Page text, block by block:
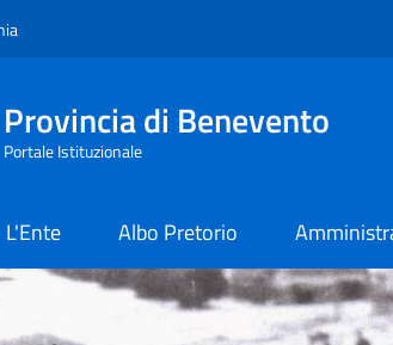
Provincia di Benevento
Portale Istituzionale
L'Ente Albo Pretorio
Benevento